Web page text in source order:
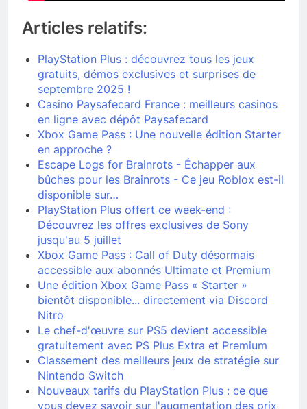
Articles relatifs:
PlayStation Plus : découvrez tous les jeux
gratuits, démos exclusives et surprises de
septembre 2025 !
Casino Paysafecard France : meilleurs casinos
en ligne avec dépôt Paysafecard
Xbox Game Pass : Une nouvelle édition Starter
en approche ?
Escape Logs for Brainrots - Échapper aux
bûches pour les Brainrots - Ce jeu Roblox est-il
disponible sur…
PlayStation Plus offert ce week-end :
Découvrez les offres exclusives de Sony
jusqu'au 5 juillet
Xbox Game Pass : Call of Duty désormais
accessible aux abonnés Ultimate et Premium
Une édition Xbox Game Pass « Starter »
bientôt disponible... directement via Discord
Nitro
Le chef-d'œuvre sur PS5 devient accessible
gratuitement avec PS Plus Extra et Premium
Classement des meilleurs jeux de stratégie sur
Nintendo Switch
Nouveaux tarifs du PlayStation Plus : ce que
vous devez savoir sur l'augmentation des prix